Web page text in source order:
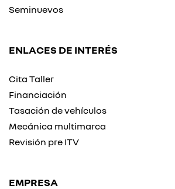
Seminuevos
ENLACES DE INTERÉS
Cita Taller
Financiación
Tasación de vehículos
Mecánica multimarca
Revisión pre ITV
EMPRESA